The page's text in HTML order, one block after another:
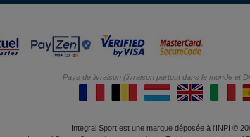
Pays de livraison (livraison partout dans le monde et
Integral Sport est une marque déposée à l'INPI ©